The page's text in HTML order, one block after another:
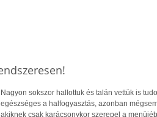
Nagyon sokszor hallottuk és talán vettük is
egészséges a halfogyasztás, azonban
akiknek csak karácsonykor szerepel a